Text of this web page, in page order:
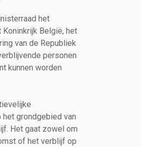
het
België, het
van de Republiek
personen
kunnen worden
grondgebied van
Het gaat zowel om
of het verblijf op